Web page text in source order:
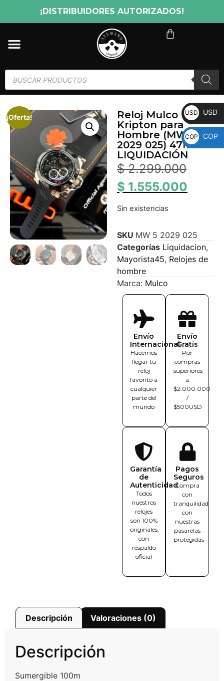
¡DISTRIBUIDORES AUTORIZADOS!
¡Oferta!
Reloj Mulco
Kripton para
Hombre (MW5
2029 025) 47mm
LIQUIDACIÓN
$2.299.000
$ 1.555.000
Sin existencias
SKU MW 5 2029 025
Categorías Liquidacion,
Mayorista45, Relojes de
hombre
Marca: Mulco
Envío
Internacional
Hacemos
llegar tu
reloj
favorito a
cualquier
parte del
mundo
Envío
Gratis
Por
compras
superiores
a
$2.000.000
/
$500USD
Garantía
de
Autenticidad
Todos
nuestros
relojes
son 100%
originales,
con
respaldo
oficial
Pagos
Seguros
Compra
con
tranquilidad
con
nuestras
pasarelas
protegidas
Descripción Valoraciones (0)
Descripción
Sumergible 100m
USD USD
COP COP